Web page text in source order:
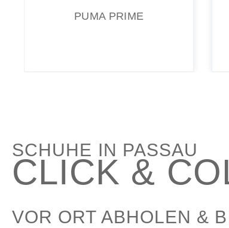
CA PRO CLASSIC
SCHUHE IN PASSAU
CLICK &
VOR ORT ABHOLEN &